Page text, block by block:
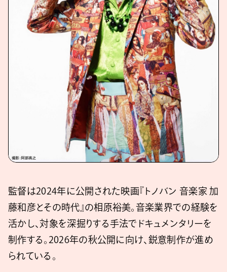
監督は2024年に公開された映画『トノバン 音楽家 加
藤和彦とその時代』の相原裕美。音楽業界での経験を
活かし、対象を深掘りする手法でドキュメンタリーを
制作する。2026年の秋公開に向け、鋭意制作が進め
られている。